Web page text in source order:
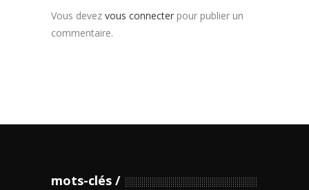
Vous devez vous connecter pour publier un
commentaire.
mots-clés